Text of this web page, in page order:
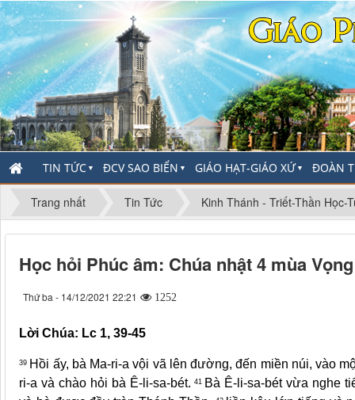
TIN TỨC ▼ ĐCV SAO BIỂN ▼ GIÁO HẠT-GIÁO XỨ▼ ĐOÀN
Trang nhất Tin Tức Kinh Thánh - Triết-Thần Học-
Học hỏi Phúc âm: Chúa nhật 4 mùa
Thứ ba - 14/12/2021 22:21 1252
Lời Chúa: Lc 1, 39-45
39 Hồi ấy, bà Ma-ri-a vội vã lên đường, đến miền núi, vào
ri-a và chào hỏi bà Ê-li-sa-bét. 41 Bà Ê-li-sa-bét vừa nghe